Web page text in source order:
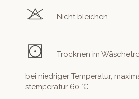
Nicht bleichen
Trock­nen im
bei niedriger Tem­per­atur,
stem­per­atur 60 °C